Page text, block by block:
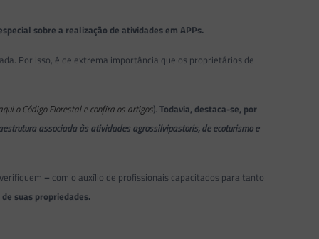
sobre a realização de atividades em APPs.
Por isso, é de extrema importância que os proprietários de
o Código Florestal e confira os artigos).Todavia, destaca-se, por
associada às atividades agrossilvipastoris, de ecoturismo e
– com o auxílio de profissionais capacitados para tanto
suas propriedades.